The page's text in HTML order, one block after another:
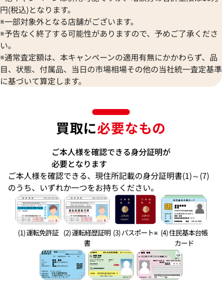
円(税込)となります。
※一部対象外となる店舗がございます。
※予告なく終了する可能性がありますので、予めご了承くださ
い。
※通常査定額は、本キャンペーンの適用有無にかかわらず、品
目、状態、付属品、当日の市場相場その他の当社統一査定基準
に基づいて算定します。
買取に必要なもの
ご本人様を確認できる身分証明が
必要となります
ご本人様を確認できる、現住所記載の身分証明書(1)～(7)
のうち、いずれか一つをお持ちください。
(1) 運転免許証 (2) 運転経歴証明
書
(3) パスポート※ (4) 住民基本台帳
カード